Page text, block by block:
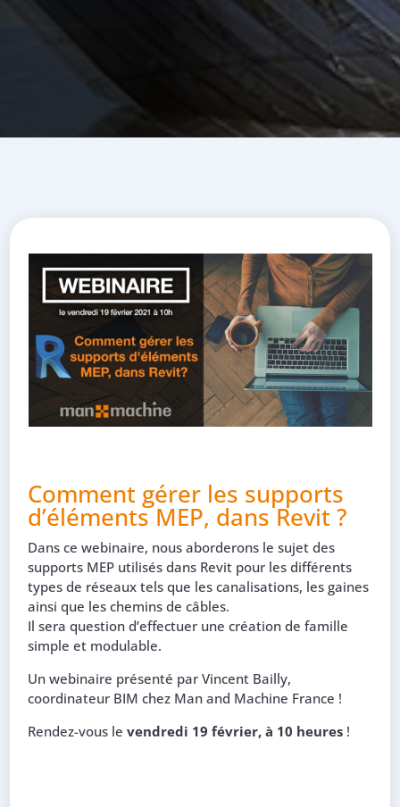
Comment gérer les supports
d’éléments MEP, dans Revit ?
Dans ce webinaire, nous aborderons le sujet des
supports MEP utilisés dans Revit pour les différents
types de réseaux tels que les canalisations, les gaines
ainsi que les chemins de câbles.
Il sera question d’effectuer une création de famille
simple et modulable.
Un webinaire présenté par Vincent Bailly,
coordinateur BIM chez Man and Machine France !
Rendez-vous levendredi 19 février, à 10 heures !